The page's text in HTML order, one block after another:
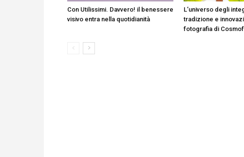
Con Utilissimi. Davvero! il benessere
visivo entra nella quotidianità
L’universo degli
tradizione e
fotografia di